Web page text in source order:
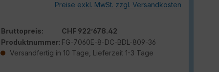
Preise exkl. MwSt. zzgl. Versandkosten
Bruttopreis:
CHF 922’678.42
Produktnummer: FG-7060E-8-DC-BDL-809-36
Versandfertig in 10 Tage, Lieferzeit 1-3 Tage